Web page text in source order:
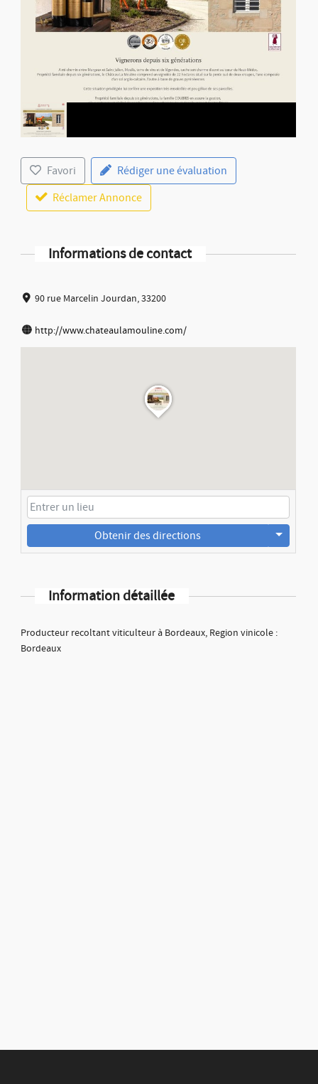
Favori
Rédiger une évaluation
Réclamer Annonce
Informations de contact
90 rue Marcelin Jourdan, 33200
http://www.chateaulamouline.com/
Obtenir des directions
Information détaillée
Producteur recoltant viticulteur à Bordeaux, Region vinicole :
Bordeaux